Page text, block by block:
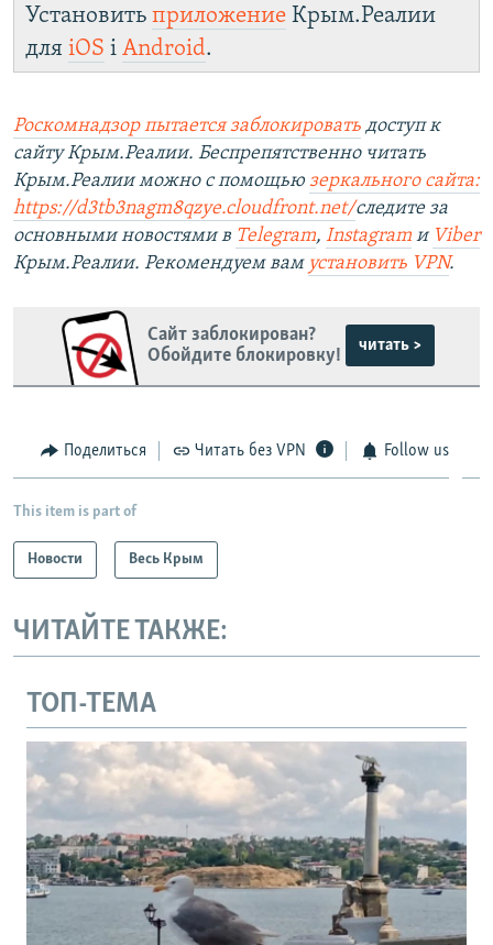
Установить приложение Крым.Реалии
для iOS і Android.
Роскомнадзор пытается заблокировать доступ к
сайту Крым.Реалии. Беспрепятственно читать
Крым.Реалии можно с помощью зеркального сайта:
https://d3tb3nagm8qzye.cloudfront.net/следите за
основными новостями в Telegram, Instagram и Viber
Крым.Реалии. Рекомендуем вам установить VPN.
Сайт заблокирован?
Обойдите блокировку!
читать >
Поделиться Читать без VPN Follow us
This item is part of
Новости Весь Крым
ЧИТАЙТЕ ТАКЖЕ:
ТОП-ТЕМА